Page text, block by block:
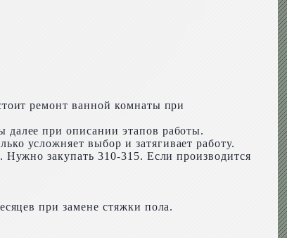
ремонт ванной комнаты при
далее при описании этапов работы.
усложняет выбор и затягивает работу.
закупать 310-315. Если производится
при замене стяжки пола.